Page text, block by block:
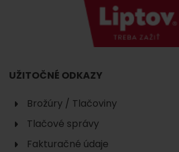
UŽITOČNÉ ODKAZY
Brožúry / Tlačoviny
Tlačové správy
Fakturačné údaje